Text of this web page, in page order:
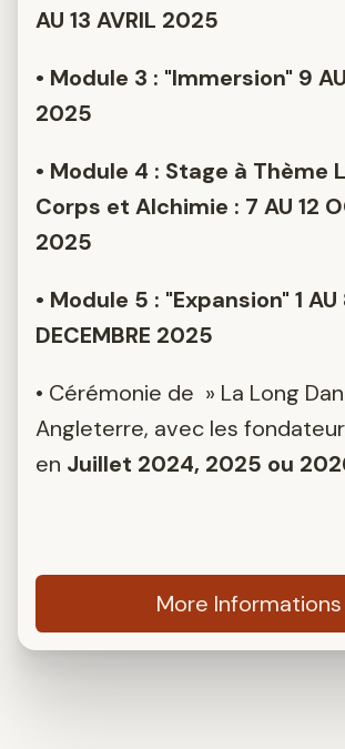
AU 13 AVRIL 2025
• Module 3 : "Immersion" 9
2025
• Module 4 : Stage à Thème
Corps et Alchimie : 7 AU 12
2025
• Module 5 : "Expansion" 1 AU
DECEMBRE 2025
• Cérémonie de » La Long
Angleterre, avec les
en Juillet 2024, 2025 ou
More Informations